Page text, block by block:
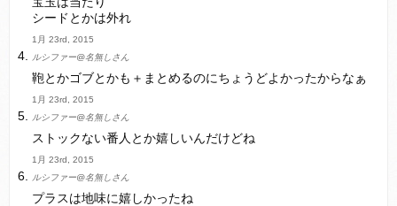
シードとかは外れ
1月 23rd, 2015
ルシファー@名無しさん
鞄とかゴブとかも＋まとめるのにちょうどよかったからなぁ
1月 23rd, 2015
ルシファー@名無しさん
ストックない番人とか嬉しいんだけどね
1月 23rd, 2015
ルシファー@名無しさん
プラスは地味に嬉しかったね